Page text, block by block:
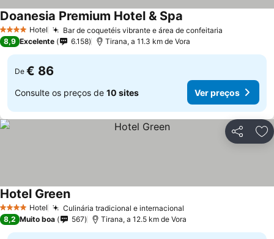
4 EstrelasHotel Bar de coquetéis vibrante e área de confeitaria
Doanesia Premium Hotel & Spa
8,9 Excelente 6.158 Tirana, a 11.3 km de Vora
De € 86
Consulte os preços de 10 sites Ver preços
Partilhar
4 EstrelasHotel Culinária tradicional e internacional
Hotel Green
8,2 Muito boa 567 Tirana, a 12.5 km de Vora